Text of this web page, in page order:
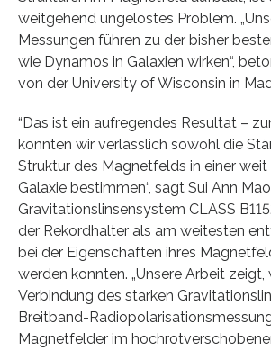
weitgehend ungelöstes Problem.
Messungen führen zu der bisher
wie Dynamos in Galaxien wirken“,
von der University of Wisconsin in
“Das ist ein aufregendes Resultat –
konnten wir verlässlich sowohl die
Struktur des Magnetfelds in einer
Galaxie bestimmen“, sagt Sui Ann
Gravitationslinsensystem CLASS
der Rekordhalter als am weitesten
bei der Eigenschaften ihres
werden konnten. „Unsere Arbeit zeigt,
Verbindung des starken
Breitband-
Magnetfelder im